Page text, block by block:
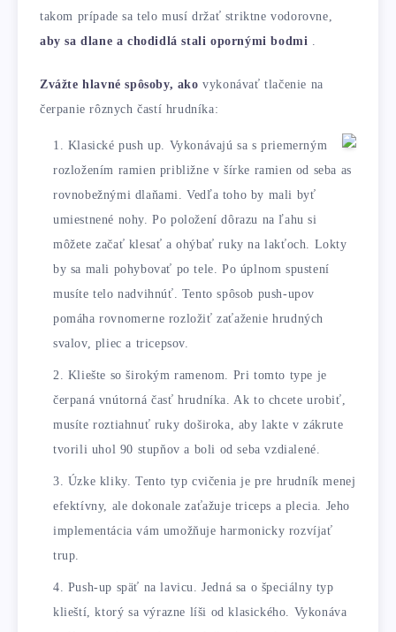
takom prípade sa telo musí držať striktne vodorovne,
aby sa dlane a chodidlá stali opornými bodmi .
Zvážte hlavné spôsoby, ako vykonávať tlačenie na
čerpanie rôznych častí hrudníka:
Klasické push up. Vykonávajú sa s priemerným
rozložením ramien približne v šírke ramien od seba as
rovnobežnými dlaňami. Vedľa toho by mali byť
umiestnené nohy. Po položení dôrazu na ľahu si
môžete začať klesať a ohýbať ruky na lakťoch. Lokty
by sa mali pohybovať po tele. Po úplnom spustení
musíte telo nadvihnúť. Tento spôsob push-upov
pomáha rovnomerne rozložiť zaťaženie hrudných
svalov, pliec a tricepsov.
Kliešte so širokým ramenom. Pri tomto type je
čerpaná vnútorná časť hrudníka. Ak to chcete urobiť,
musíte roztiahnuť ruky doširoka, aby lakte v zákrute
tvorili uhol 90 stupňov a boli od seba vzdialené.
Úzke kliky. Tento typ cvičenia je pre hrudník menej
efektívny, ale dokonale zaťažuje triceps a plecia. Jeho
implementácia vám umožňuje harmonicky rozvíjať
trup.
Push-up späť na lavicu. Jedná sa o špeciálny typ
klieští, ktorý sa výrazne líši od klasického. Vykonáva